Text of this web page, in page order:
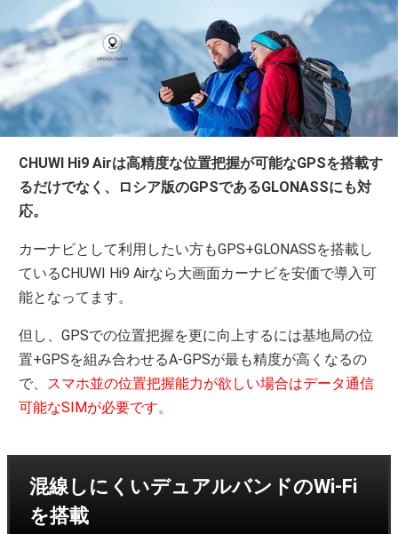
CHUWI Hi9 Airは高精度な位置把握が可能なGPSを搭載す
るだけでなく、ロシア版のGPSであるGLONASSにも対
応。
カーナビとして利用したい方もGPS+GLONASSを搭載し
ているCHUWI Hi9 Airなら大画面カーナビを安価で導入可
能となってます。
但し、GPSでの位置把握を更に向上するには基地局の位
置+GPSを組み合わせるA-GPSが最も精度が高くなるの
で、 スマホ並の位置把握能力が欲しい場合はデータ通信
可能なSIMが必要です。
混線しにくいデュアルバンドのWi-Fi
を搭載